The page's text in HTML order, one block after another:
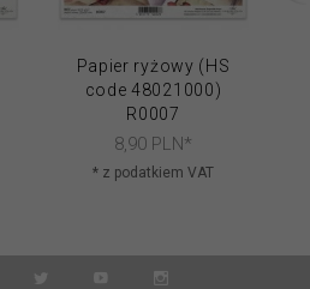
Papier ryżowy (HS
code 48021000)
R0007
8,90 PLN*
* z podatkiem VAT